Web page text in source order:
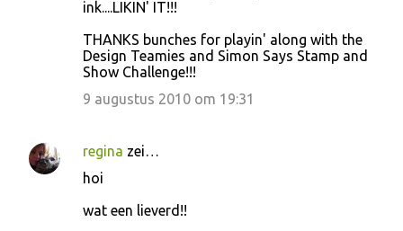
ink....LIKIN' IT!!!
THANKS bunches for playin' along with the
Design Teamies and Simon Says Stamp and
Show Challenge!!!
9 augustus 2010 om 19:31
regina zei…
hoi
wat een lieverd!!